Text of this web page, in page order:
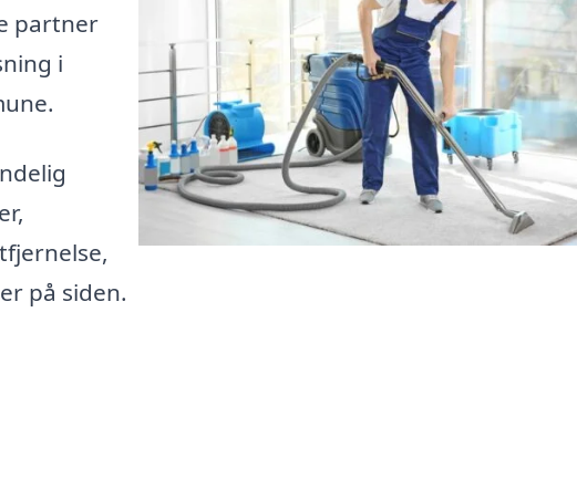
partner
i
på siden.